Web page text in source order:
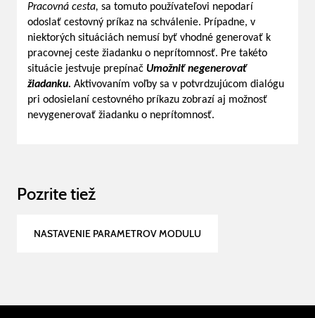
Pracovná cesta, sa tomuto používateľovi nepodarí
odoslať cestovný príkaz na schválenie. Prípadne, v
niektorých situáciách nemusí byť vhodné generovať k
pracovnej ceste žiadanku o neprítomnosť. Pre takéto
situácie jestvuje prepínač Umožniť negenerovať
žiadanku. Aktivovaním voľby sa v potvrdzujúcom dialógu
pri odosielaní cestovného príkazu zobrazí aj možnosť
nevygenerovať žiadanku o neprítomnosť.
Pozrite tiež
NASTAVENIE PARAMETROV MODULU